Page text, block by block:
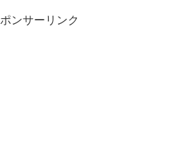
ンサーリンク